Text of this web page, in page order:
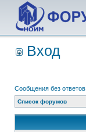
Вход
Сообщения без ответов
Список форумов